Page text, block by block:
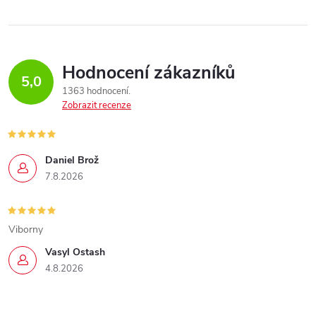
5,0 Hodnocení zákazníků
1363 hodnocení
Zobrazit recenze
Daniel Brož
7.8.2026
Vasyl Ostash
4.8.2026
Viborny